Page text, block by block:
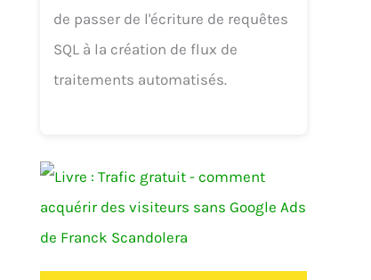
de passer de l'écriture de requêtes
SQL à la création de flux de
traitements automatisés.